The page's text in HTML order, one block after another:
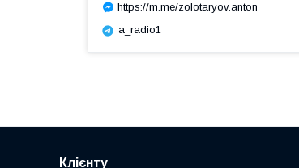
https://m.me/zolotaryov.anton
a_radio1
Клієнту